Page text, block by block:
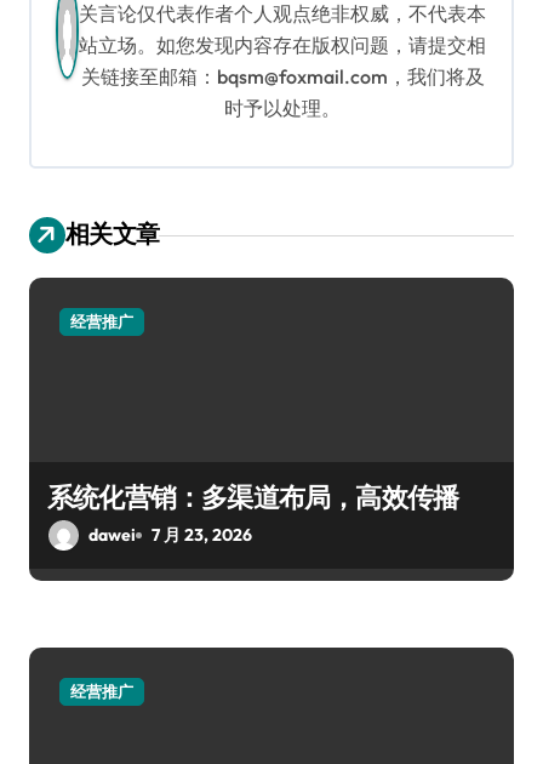
关言论仅代表作者个人观点绝非权威，不代表本
站立场。如您发现内容存在版权问题，请提交相
关链接至邮箱：bqsm@foxmail.com，我们将及
时予以处理。
相关文章
经营推广
系统化营销：多渠道布局，高效传播
dawei 7 月 23, 2026
经营推广